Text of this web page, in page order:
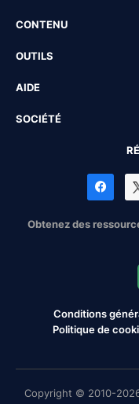
CONTENU
OUTILS
AIDE
SOCIÉTÉ
Obtenez des
Conditions
Politique de
Copyright © 2010-